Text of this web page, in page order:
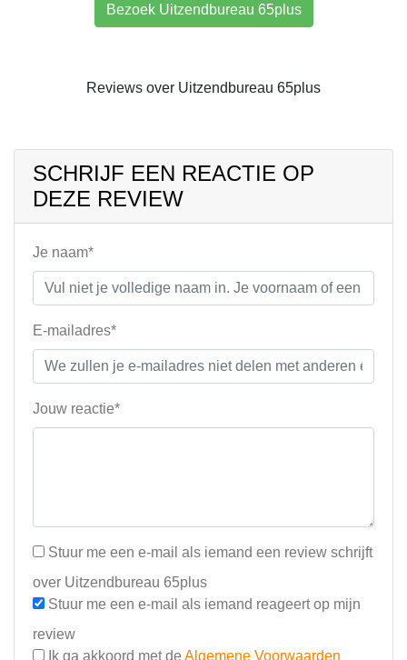
Bezoek Uitzendbureau 65plus
Reviews over Uitzendbureau 65plus
SCHRIJF EEN REACTIE OP
DEZE REVIEW
Je naam*
E-mailadres*
Jouw reactie*
Stuur me een e-mail als iemand een review schrijft
over Uitzendbureau 65plus
Stuur me een e-mail als iemand reageert op mijn
review
Ik ga akkoord met de Algemene Voorwaarden